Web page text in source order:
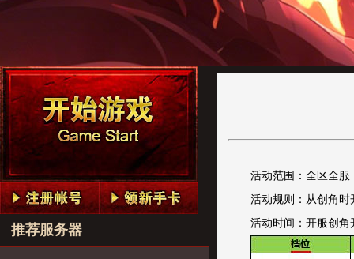
推荐服务器
活动范围：全区全服
活动规则：从创角
活动时间：开服创